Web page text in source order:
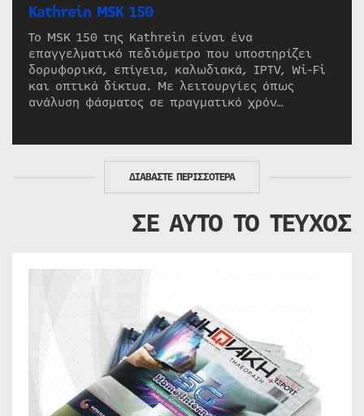
Kathrein MSK 150
Το MSK 150 της Kathrein είναι ένα
επαγγελματικό πεδιόμετρο που υποστηρίζει
δορυφορικά, επίγεια, καλωδιακά, IPTV, Wi-Fi
και οπτικά δίκτυα. Με λειτουργίες όπως
ανάλυση φάσματος σε πραγματικό χρόν…
ΔΙΑΒΑΣΤΕ ΠΕΡΙΣΣΟΤΕΡΑ
ΣΕ ΑΥΤΟ ΤΟ ΤΕΥΧΟΣ